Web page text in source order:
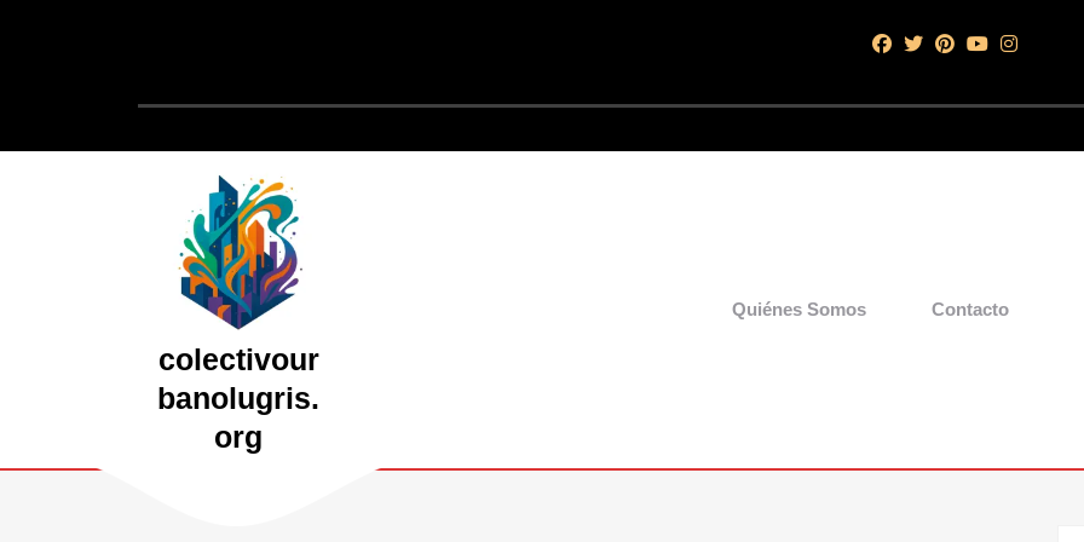
colectivour
banolugris.
org
Quiénes Somos Contacto